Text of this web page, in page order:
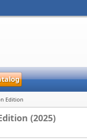
Edition
(2025)